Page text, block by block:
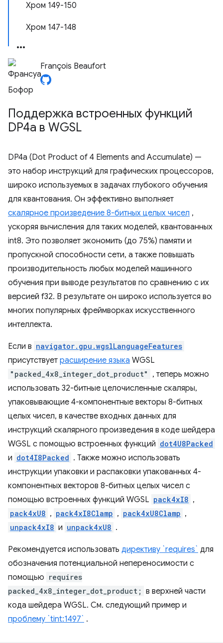
Хром 149-150
Хром 147-148
François Beaufort
Поддержка встроенных функций
DP4a в WGSL
DP4a (Dot Product of 4 Elements and Accumulate) —
это набор инструкций для графических процессоров,
широко используемых в задачах глубокого обучения
для квантования. Он эффективно выполняет
скалярное произведение 8-битных целых чисел ,
ускоряя вычисления для таких моделей, квантованных
int8. Это позволяет экономить (до 75%) памяти и
пропускной способности сети, а также повышать
производительность любых моделей машинного
обучения при выводе результатов по сравнению с их
версией f32. В результате он широко используется во
многих популярных фреймворках искусственного
интеллекта.
Если в navigator.gpu.wgslLanguageFeatures
присутствует расширение языка WGSL
"packed_4x8_integer_dot_product"
, теперь можно
использовать 32-битные целочисленные скаляры,
упаковывающие 4-компонентные векторы 8-битных
целых чисел, в качестве входных данных для
инструкций скалярного произведения в коде шейдера
WGSL с помощью встроенных функций dot4U8Packed
и dot4I8Packed . Также можно использовать
инструкции упаковки и распаковки упакованных 4-
компонентных векторов 8-битных целых чисел с
помощью встроенных функций WGSL pack4xI8 ,
pack4xU8 , pack4xI8Clamp , pack4xU8Clamp ,
unpack4xI8 и unpack4xU8 .
Рекомендуется использовать директиву `requires` для
обозначения потенциальной непереносимости с
помощью requires
packed_4x8_integer_dot_product; в верхней части
кода шейдера WGSL. См. следующий пример и
проблему `tint:1497` .